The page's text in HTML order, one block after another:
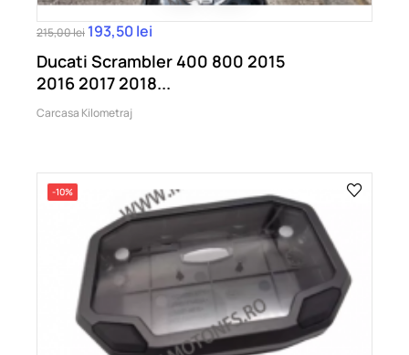
215,00 lei 193,50 lei
Ducati Scrambler 400 800 2015
2016 2017 2018...
Carcasa Kilometraj
-10%